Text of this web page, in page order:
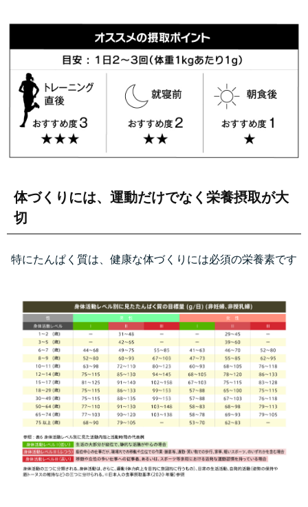
体づくりには、運動だけでなく栄養摂取が大
切
特にたんぱく質は、健康な体づくりには必須の栄養素です